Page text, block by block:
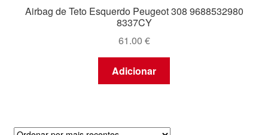
Airbag de Teto Esquerdo Peugeot 308 9688532980
8337CY
61.00 €
Adicionar